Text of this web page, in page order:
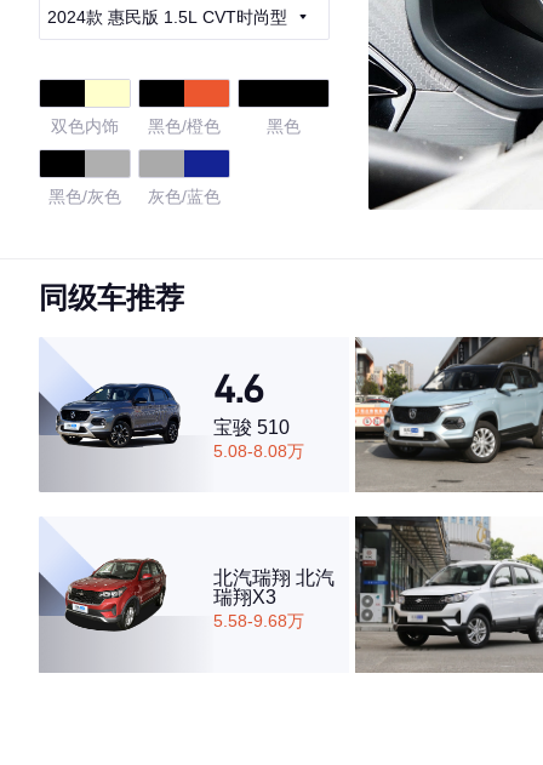
2024款 惠民版 1.5L CVT时尚型
双色内饰 黑色/橙色 黑色
黑色/灰色 灰色/蓝色
4.54
·外观表现一般，低于75%同级车
·内饰表现一般，低于56%同级车
·空间表现一般，低于62%同级车
同级车推荐
4.6
宝骏 510
5.08-8.08万
北汽瑞翔 北汽
瑞翔X3
5.58-9.68万